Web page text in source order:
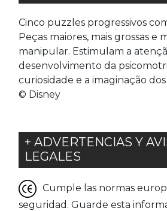
Cinco puzzles progressivos
Peças maiores, mais grossas e
manipular. Estimulam a
desenvolvimento da
curiosidade e a imaginação
© Disney
+ ADVERTENCIAS Y
LEGALES
Cumple las normas
seguridad. Guarde esta